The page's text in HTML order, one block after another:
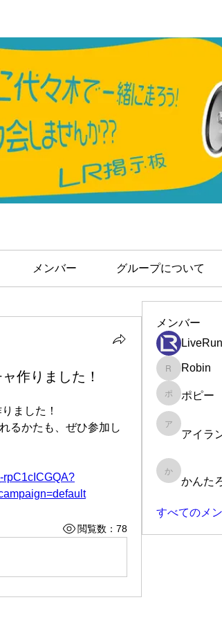
メンバー グループについて
作りました！
ました！
るかたも、ぜひ参加し
rpC1cICGQA?
閲覧数：78
メンバー
LiveRun
Robin
Robin
ポピーポピー
アイランド
アイラ
かんたろう
かんた
すべてのメ